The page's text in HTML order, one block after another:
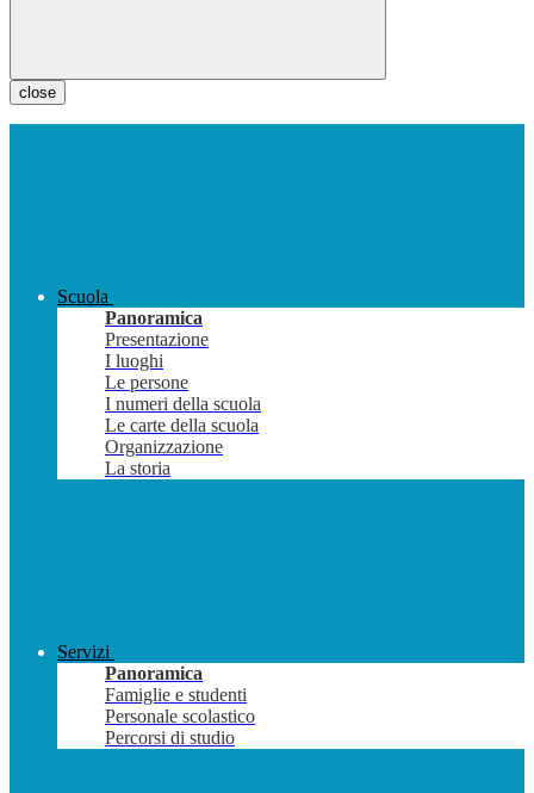
close
Scuola
Panoramica
Presentazione
I luoghi
Le persone
I numeri della scuola
Le carte della scuola
Organizzazione
La storia
Servizi
Panoramica
Famiglie e studenti
Personale scolastico
Percorsi di studio